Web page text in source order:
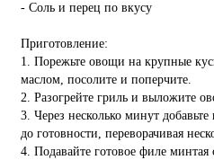
- Соль и перец по вкусу
Приготовление:
1. Порежьте овощи на крупные
маслом, посолите и поперчите.
2. Разогрейте гриль и выложите
3. Через несколько минут
до готовности, переворачивая
4. Подавайте готовое филе